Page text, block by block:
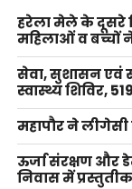
हरेला मेले के दूसरे
महिलाओं व बच्चों ने
सेवा, सुशासन एवं
स्वास्थ्य शिविर,
महापौर ने लीगेसी
ऊर्जा संरक्षण और
निवास में